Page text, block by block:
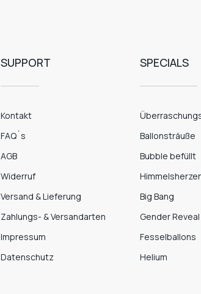
SUPPORT
Kontakt
FAQ´s
AGB
Widerruf
Versand & Lieferung
Zahlungs- & Versandarten
Impressum
Datenschutz
SPECIALS
Ballonsträuße
Bubble befüllt
Big Bang
Gender Reveal
Fesselballons
Helium